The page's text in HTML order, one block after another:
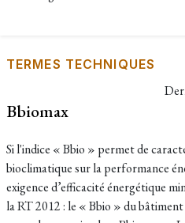
TERMES TECHNIQUES
Bbiomax
Si l'indice « Bbio » permet de
bioclimatique sur la performance
exigence d’efficacité énergétique
la RT 2012 : le « Bbio » du